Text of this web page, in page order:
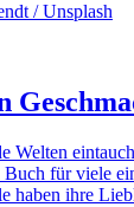
/ Unsplash
Welten
Buch für viele
haben ihre